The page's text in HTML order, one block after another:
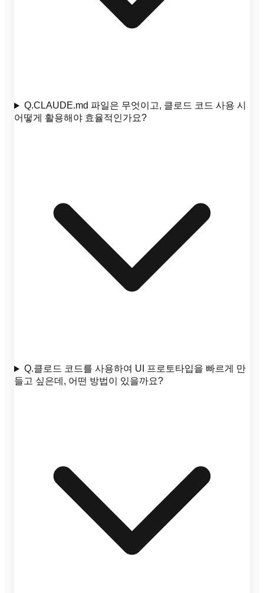
Q.CLAUDE.md 파일은 무엇이고, 클로드 코드 사용 시
어떻게 활용해야 효율적인가요?
Q.클로드 코드를 사용하여 UI 프로토타입을 빠르게 만
들고 싶은데, 어떤 방법이 있을까요?